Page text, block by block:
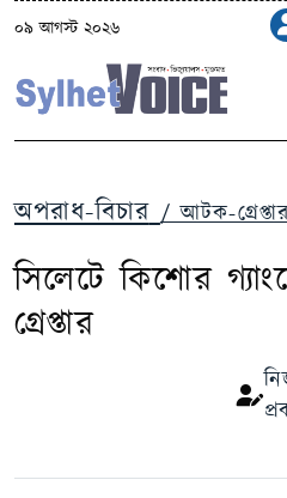
০৯ আগস্ট ২০২৬
অপরাধ-বিচার / আটক-
সিলেটে কিশোর
গ্রেপ্তার